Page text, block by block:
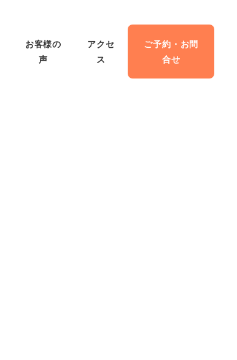
お客様の
声
アクセ
ス
ご予約・お問
合せ